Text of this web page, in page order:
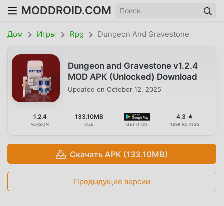
MODDROID.COM
Дом Игры Rpg Dungeon And Gravestone
Dungeon and Gravestone v1.2.4
MOD APK (Unlocked) Download
Updated on October 12, 2025
1.2.4
VERSION
133.10MB
SIZE GET IT ON
4.3 ★
1698 RATINGS
Скачать APK (133.10MB)
Предыдущие версии